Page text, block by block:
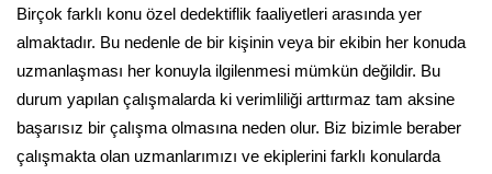
Birçok farklı konu özel dedektiflik faaliyetleri arasında yer
almaktadır. Bu nedenle de bir kişinin veya bir ekibin her konuda
uzmanlaşması her konuyla ilgilenmesi mümkün değildir. Bu
durum yapılan çalışmalarda ki verimliliği arttırmaz tam aksine
başarısız bir çalışma olmasına neden olur. Biz bizimle beraber
çalışmakta olan uzmanlarımızı ve ekiplerini farklı konularda